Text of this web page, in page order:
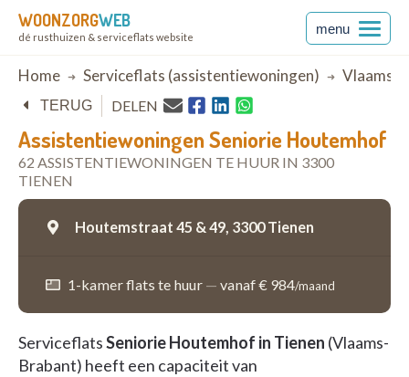
WOONZORGWEB
dé rusthuizen & serviceflats website
menu
Breadcrumb
Home Serviceflats (assistentiewoningen) Vlaams-
Assistentiewoningen Seniorie Houtemhof
62 ASSISTENTIEWONINGEN TE HUUR IN 3300
TIENEN
TERUG DELEN
Houtemstraat 45 & 49, 3300 Tienen
1-kamer flats te huur — vanaf € 984/maand
ServiceflatsSeniorie Houtemhof in Tienen (Vlaams-
Brabant) heeft een capaciteit van